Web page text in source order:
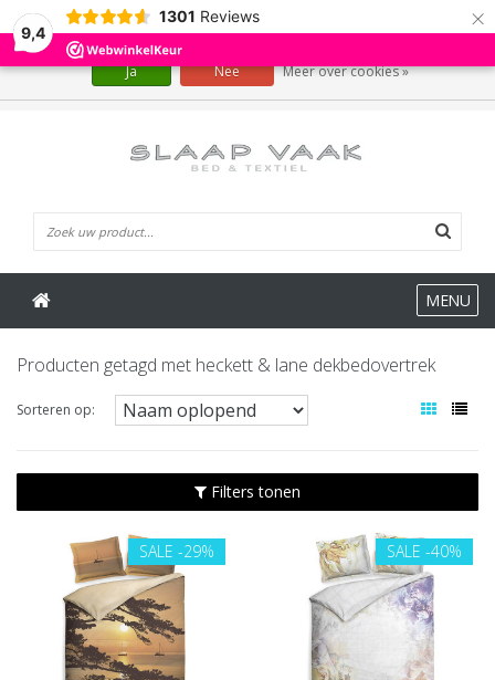
9,4
1301 Reviews ×
MENU
Producten getagd met heckett & lane dekbedovertrek
Sorteren op:
Filters tonen
SALE -29% SALE -40%
Wij slaan cookies op om onze website te verbeteren. Is dat akkoord?
Ja Nee Meer over cookies »